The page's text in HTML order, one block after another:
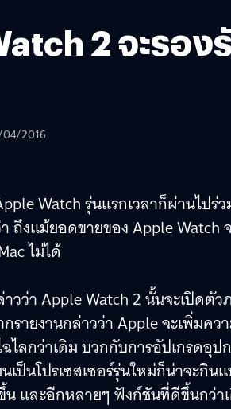
2 จะรอง
2016
Watch รุ่นแรกเวลาก็ผ่านไป
ถึงแม้ยอดขายของ Apple
ไม่ได้
าวว่า Apple Watch 2 นั้นจะเปิด
รายงานกล่าวว่า Apple จะเพิ่มค
ฉไลกว่าเดิม บวกกับการอัปเกรดอุ
เป็นโปรเซสเซอร์รุ่นใหม่ก็น่าจะกิ
น และอีกหลายๆ ฟังก์ชันที่ดีขึ้นกว่า